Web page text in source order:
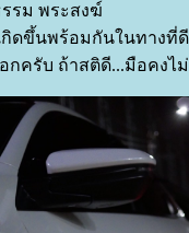
รม พระสงฆ์
ดขึ้นพร้อมกันในทางที่ดี
กครับ ถ้าสติดี...มือคง